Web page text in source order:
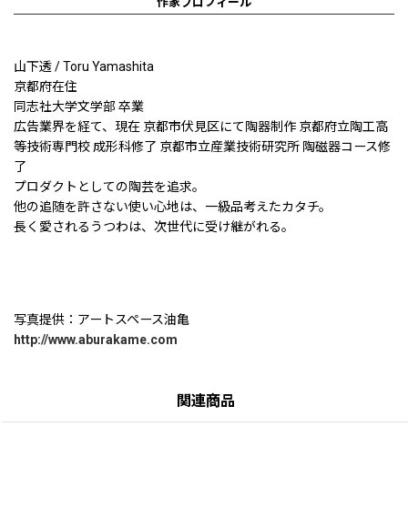
山下透 / Toru Yamashita
京都府在住
同志社大学文学部 卒業
広告業界を経て、現在 京都市伏見区にて陶器制作 京都府立陶工高
等技術専門校 成形科修了 京都市立産業技術研究所 陶磁器コース修
了
プロダクトとしての陶芸を追求。
他の追随を許さない使い心地は、一級品考えたカタチ。
長く愛されるうつわは、次世代に受け継がれる。
写真提供：アートスペース油亀
http://www.aburakame.com
関連商品